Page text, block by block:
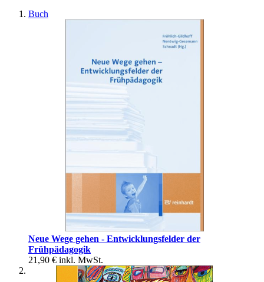
Buch
Neue Wege gehen - Entwicklungsfelder der
Frühpädagogik
21,90 € inkl. MwSt.